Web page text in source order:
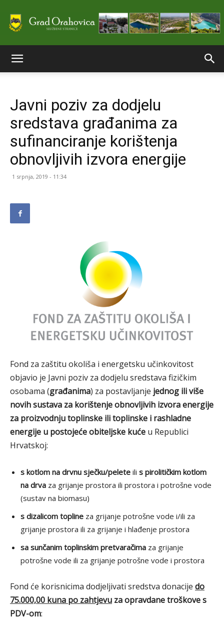
stranice
Grada
Javni poziv za dodjelu
sredstava građanima za
sufinanciranje korištenja
obnovljivih izvora energije
1 srpnja, 2019 - 11:34
Fond za zaštitu okoliša i energetsku učinkovitost
objavio je Javni poziv za dodjelu sredstava fizičkim
osobama (građanima) za postavljanje jednog ili više
novih sustava za korištenje obnovljivih izvora energije
za proizvodnju toplinske ili toplinske i rashladne
energije u postojeće obiteljske kuće u Republici
Hrvatskoj:
s kotlom na drvnu sječku/pelete ili s pirolitičkim kotlom
na drva za grijanje prostora ili prostora i potrošne vode
(sustav na biomasu)
s dizalicom topline za grijanje potrošne vode i/ili za
grijanje prostora ili za grijanje i hlađenje prostora
sa sunčanim toplinskim pretvaračima za grijanje
potrošne vode ili za grijanje potrošne vode i prostora
Fond će korisnicima dodjeljivati sredstva donacije do
75.000,00 kuna po zahtjevu za opravdane troškove s
PDV-om: